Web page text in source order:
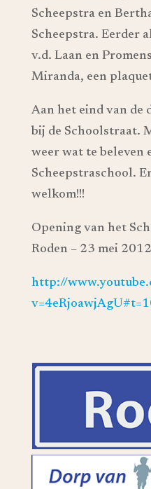
Scheepstra en
Scheepstra. Eerder
v.d. Laan en
Miranda, een
Aan het eind van de
bij de Schoolstraat.
weer wat te beleven
Scheepstraschool.
welkom!!!
Opening van het
Roden – 23 mei 2012
http://